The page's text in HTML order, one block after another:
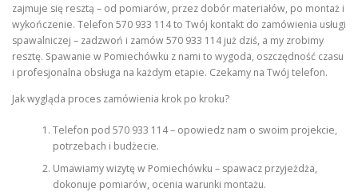
zajmuje się resztą – od pomiarów, przez dobór materiałów, po montaż i
wykończenie. Telefon 570 933 114 to Twój kontakt do zamówienia usługi
spawalniczej – zadzwoń i zamów 570 933 114 już dziś, a my zrobimy
resztę. Spawanie w Pomiechówku z nami to wygoda, oszczędność czasu
i profesjonalna obsługa na każdym etapie. Czekamy na Twój telefon.
Jak wygląda proces zamówienia krok po kroku?
Telefon pod 570 933 114 – opowiedz nam o swoim projekcie,
potrzebach i budżecie.
Umawiamy wizytę w Pomiechówku – spawacz przyjeżdża,
dokonuje pomiarów, ocenia warunki montażu.